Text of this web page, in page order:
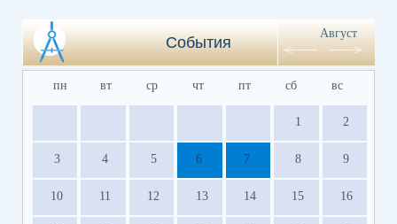
События
Август
пн вт ср чт пт сб вс
1 2
3 4 5 6 7 8 9
10 11 12 13 14 15 16